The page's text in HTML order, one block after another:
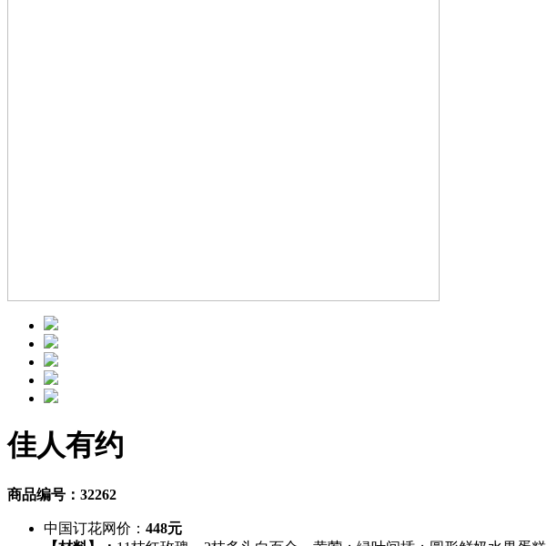
佳人有约
商品编号：32262
中国订花网价： 448元